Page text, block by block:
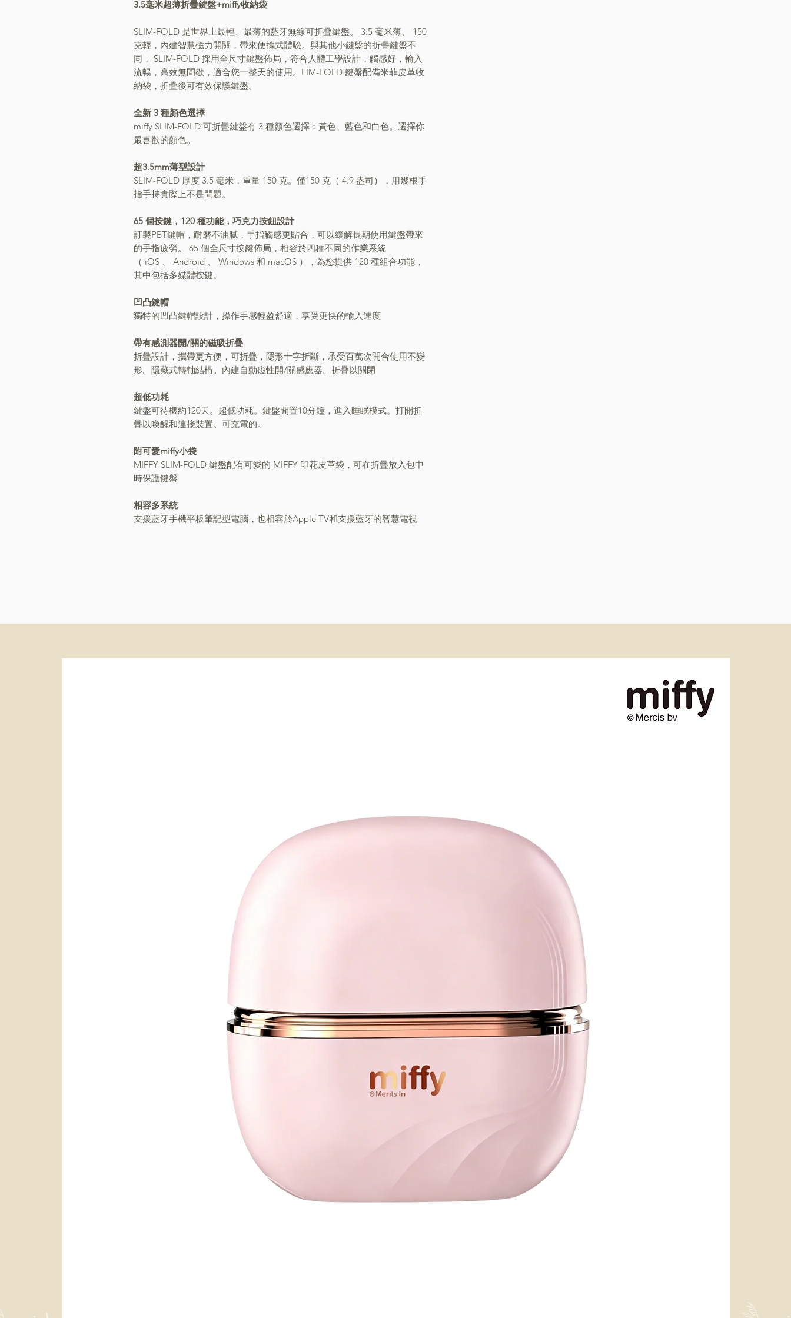
3.5毫米超薄折疊鍵盤+miffy收納袋
SLIM-FOLD 是世界上最輕、最薄的藍牙無線可折疊鍵盤。 3.5 毫米薄、
150
克輕，內建智慧磁力開關，帶來便攜式體驗。與其他小鍵盤的折疊鍵盤不
同 ， SLIM-FOLD 採用全尺寸鍵盤佈局 ， 符合人體工學設計 ， 觸感好 ， 輸入
流暢 ， 高效無間歇 ， 適合您一整天的使用。LIM-FOLD 鍵盤配備米菲皮革收
納袋，折疊後可有效保護鍵盤。
全新 3 種顏色選擇
miffy SLIM-FOLD 可折疊鍵盤有 3 種顏色選擇：黃色、藍色和白色。選擇你
最喜歡的顏色。
超3.5mm薄型設計
SLIM-FOLD 厚度 3.5 毫米 ， 重量 150 克。僅150 克 （ 4.9 盎司 ） ， 用幾根手
指手持實際上不是問題。
65 個按鍵，120 種功能，巧克力按鈕設計
訂製PBT鍵帽 ， 耐磨不油膩，手指觸感更貼合 ， 可以緩解長期使用鍵盤帶來
的手指疲勞。 65 個全尺寸按鍵佈局 ， 相容於四種不同的作業系統
（ iOS 、 Android 、 Windows 和 macOS ）， 為您提供 120 種組合功能，
其中包括多媒體按鍵。
凹凸鍵帽
獨特的凹凸鍵帽設計 ， 操作手感輕盈舒適 ， 享受更快的輸入速度
帶有感測器開/關的磁吸折疊
折疊設計 ， 攜帶更方便 ， 可折疊，隱形十字折斷 ， 承受百萬次開合使用不變
形。隱藏式轉軸結構。內建自動磁性開/關感應器。折疊以關閉
超低功耗
鍵盤可待機約120天。超低功耗。鍵盤閒置10分鐘 ， 進入睡眠模式。打開折
疊以喚醒和連接裝置。可充電的。
附可愛miffy小袋
MIFFY SLIM-FOLD 鍵盤配有可愛的 MIFFY 印花皮革袋，可在折疊放入包中
時保護鍵盤
相容多系統
支援藍牙手機平板筆記型電腦 ， 也相容於Apple TV和支援藍牙的智慧電視